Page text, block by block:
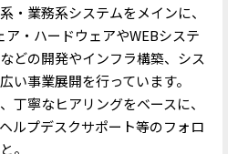
・業務系システムをメインに、
・ハードウェアやWEBシステ
どの開発やインフラ構築、シス
い事業展開を行っています。
丁寧なヒアリングをベースに、
ルプデスクサポート等のフォロ
。